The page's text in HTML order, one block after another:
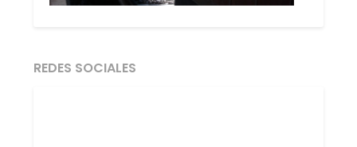
REDES SOCIALES